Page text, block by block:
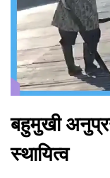
बहुमुखी
स्थायित्व